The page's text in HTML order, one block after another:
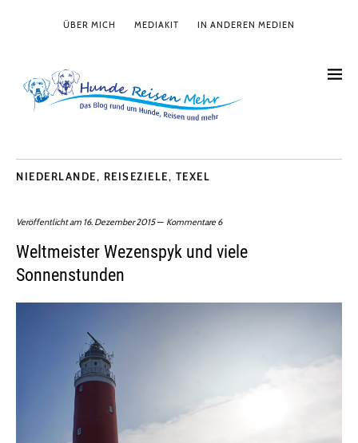
ÜBER MICH MEDIAKIT IN ANDEREN MEDIEN
NIEDERLANDE, REISEZIELE, TEXEL
Veröffentlicht am 16. Dezember 2015 Kommentare 6
Weltmeister Wezenspyk und viele
Sonnenstunden